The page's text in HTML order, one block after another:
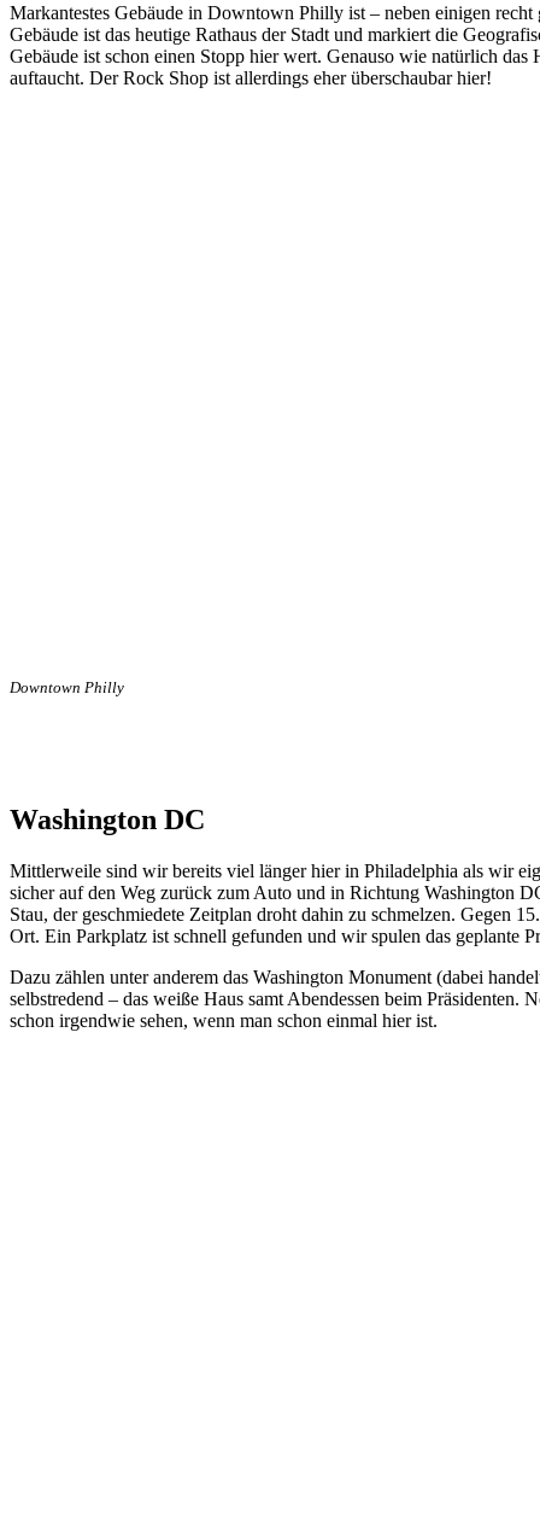
Markantestes Gebäude in Downtown Philly ist – neben einigen
Gebäude ist das heutige Rathaus der Stadt und markiert die
Gebäude ist schon einen Stopp hier wert. Genauso wie natürlich
auftaucht. Der Rock Shop ist allerdings eher überschaubar hier!
Downtown Philly
Washington DC
Mittlerweile sind wir bereits viel länger hier in Philadelphia als wir
sicher auf den Weg zurück zum Auto und in Richtung Washington
Stau, der geschmiedete Zeitplan droht dahin zu schmelzen. Gegen
Ort. Ein Parkplatz ist schnell gefunden und wir spulen das geplante
Dazu zählen unter anderem das Washington Monument (dabei
selbstredend – das weiße Haus samt Abendessen beim Präsidenten.
schon irgendwie sehen, wenn man schon einmal hier ist.